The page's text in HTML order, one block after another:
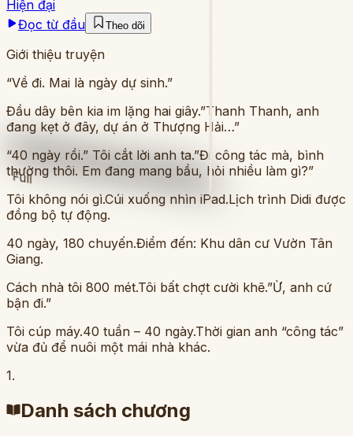
Full
Hiện đại
Đọc từ đầu
Theo dõi
Giới thiệu truyện
“Về đi. Mai là ngày dự sinh.”
Đầu dây bên kia im lặng hai giây.”Thanh Thanh, anh
đang kẹt ở đây, dự án ở Thượng Hải…”
“40 ngày rồi.” Tôi cắt lời anh ta.”Đi công tác mà, bình
thường thôi. Em đang mang bầu, hỏi nhiều làm gì?”
Tôi không nói gì.Cúi xuống nhìn iPad.Lịch trình Didi được
đồng bộ tự động.
40 ngày, 180 chuyến.Điểm đến: Khu dân cư Vườn Tân
Giang.
Cách nhà tôi 800 mét.Tôi bất chợt cười khẽ.”Ừ, anh cứ
bận đi.”
Tôi cúp máy.40 tuần – 40 ngày.Thời gian anh “công tác”
vừa đủ để nuôi một mái nhà khác.
1.
Danh sách chương